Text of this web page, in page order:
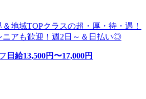
＆地域TOPクラスの超・厚・待・遇！
ニアも歓迎！週2日～＆日払い◎
日給13,500円〜17,000円